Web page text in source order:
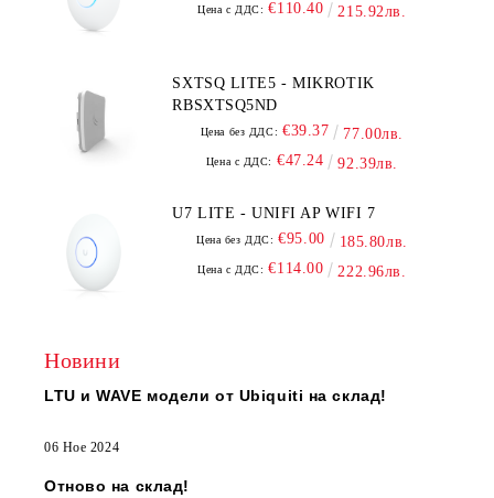
Цена с ДДС: €110.40 215.92лв.
SXTSQ LITE5 - MIKROTIK
RBSXTSQ5ND
Цена без ДДС: €39.37 77.00лв.
Цена с ДДС: €47.24 92.39лв.
U7 LITE - UNIFI AP WIFI 7
Цена без ДДС: €95.00 185.80лв.
Цена с ДДС: €114.00 222.96лв.
Новини
LTU и WAVE модели от Ubiquiti на склад!
06 Ное 2024
Отново на склад!